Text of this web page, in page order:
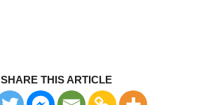
SHARE THIS ARTICLE